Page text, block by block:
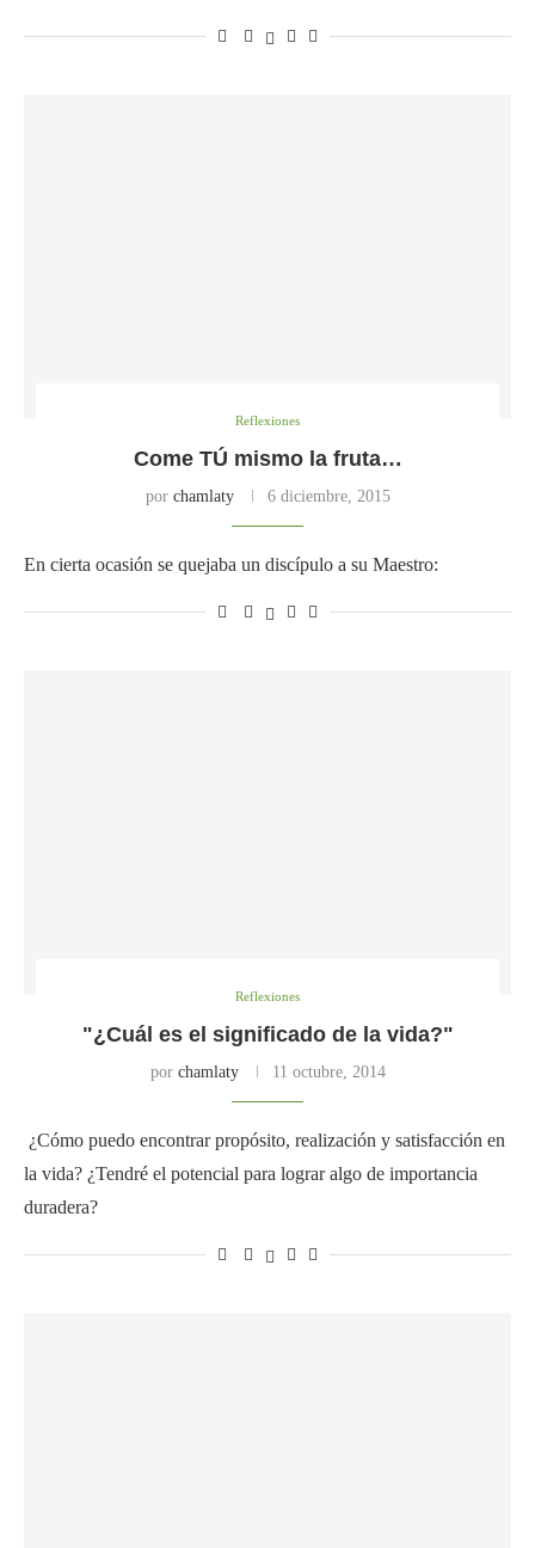
Reflexiones
Come TÚ mismo la fruta…
por chamlaty 6 diciembre, 2015
En cierta ocasión se quejaba un discípulo a su Maestro:
Reflexiones
"¿Cuál es el significado de la vida?"
por chamlaty 11 octubre, 2014
¿Cómo puedo encontrar propósito, realización y satisfacción en
la vida? ¿Tendré el potencial para lograr algo de importancia
duradera?